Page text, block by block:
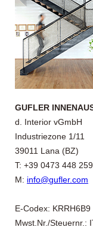
GUFLER
d. Interior vGmbH
Industriezone 1/11
39011 Lana (BZ)
T: +39 0473 448 259
M: info@gufler.com
E-Codex: KRRH6B9
Mwst.Nr./Steuernr.: